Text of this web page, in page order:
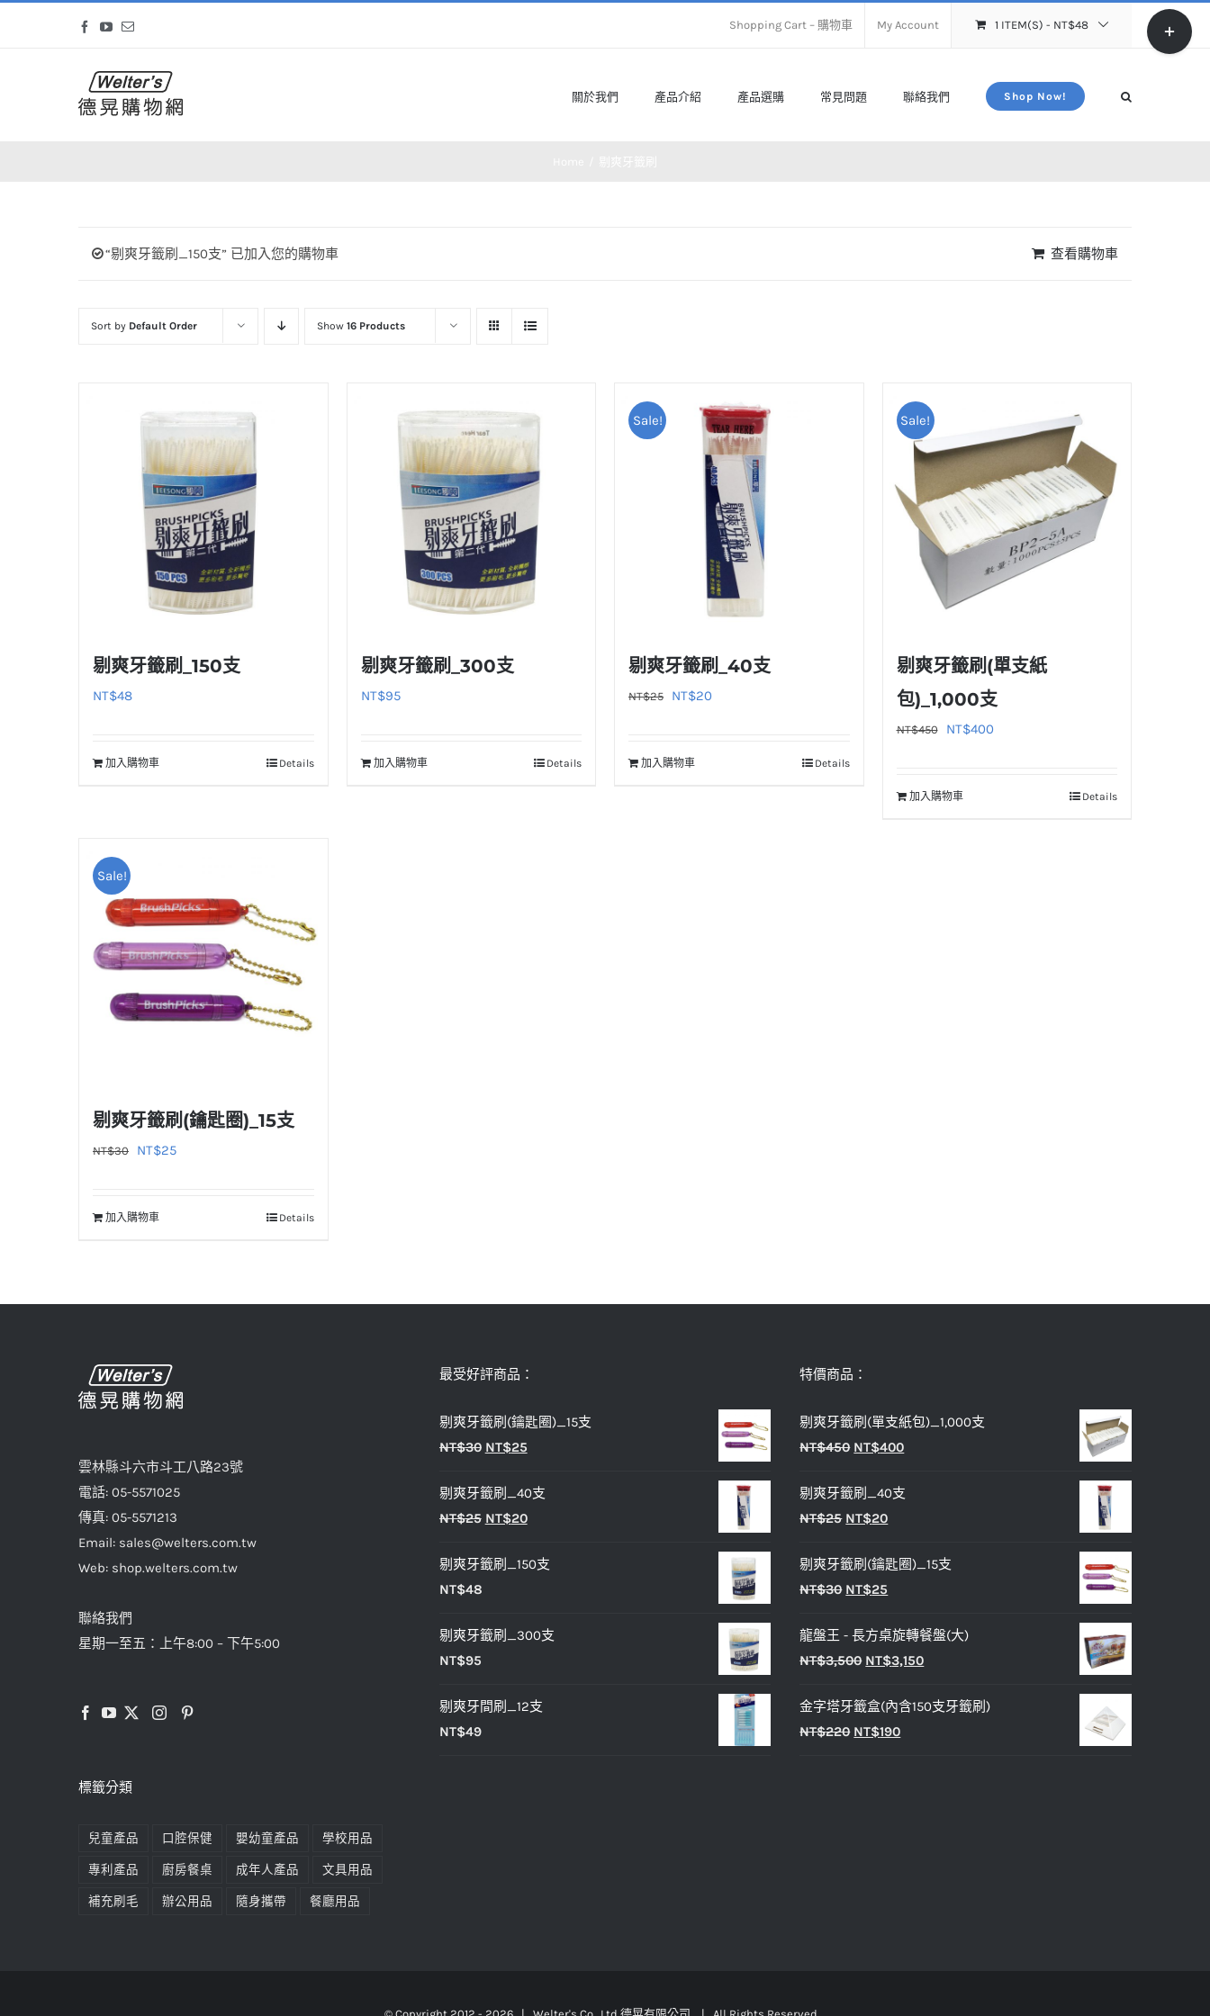
Facebook
YouTube
Email Shopping Cart – 購物車 My Account 1 ITEM(S) - NT$48
關於我們 產品介紹 產品選購 常見問題 聯絡我們 Shop Now!
“剔爽牙籤刷_150支” 已加入您的購物車 查看購物車
Sort by Default Order Show 16 Products
剔爽牙籤刷_150支
NT$48
加入購物車 Details
剔爽牙籤刷_300支
NT$95
加入購物車 Details
Sale!
剔爽牙籤刷_40支
NT$25
原
格：
NT$20
加入購物車 Details
Sale!
剔爽牙籤刷(單支紙
包)_1,000支
NT$450
原
格：
NT$400目
加入購物車 Details
Sale!
剔爽牙籤刷(鑰匙圈)_15支
NT$30
原
格：
NT$25目
加入購物車 Details
雲林縣斗六市斗工八路23號
電話: 05-5571025
傳真: 05-5571213
Email: sales@welters.com.tw
Web: shop.welters.com.tw
聯絡我們
星期一至五：上午8:00 – 下午5:00
標籤分類
兒童產品 口腔保健 嬰幼童產品 學校用品
專利產品 廚房餐桌 成年人產品 文具用品
補充刷毛 辦公用品 隨身攜帶 餐廳用品
最受好評商品：
剔爽牙籤刷(鑰匙圈)_15支
NT$30 原
價
格：
NT$25目
價
格：
剔爽牙籤刷_40支
NT$25 原
價
NT$20目
價
剔爽牙籤刷_150支
NT$48
剔爽牙籤刷_300支
NT$95
剔爽牙間刷_12支
NT$49
特價商品：
剔爽牙籤刷(單支紙包)_1,000支
NT$450 原
價
格：
NT$400目
價
剔爽牙籤刷_40支
NT$25 原
價
格：
NT$20目
價
格：
剔爽牙籤刷(鑰匙圈)_15支
NT$30 原
價
格：
NT$25
價
格：
龍盤王 - 長方桌旋轉餐盤(大)
NT$3,500 原
價
格：
NT$3,150目
價
金字塔牙籤盒(內含150支牙籤刷)
NT$220 原
NT$190目
Toggle
Sliding